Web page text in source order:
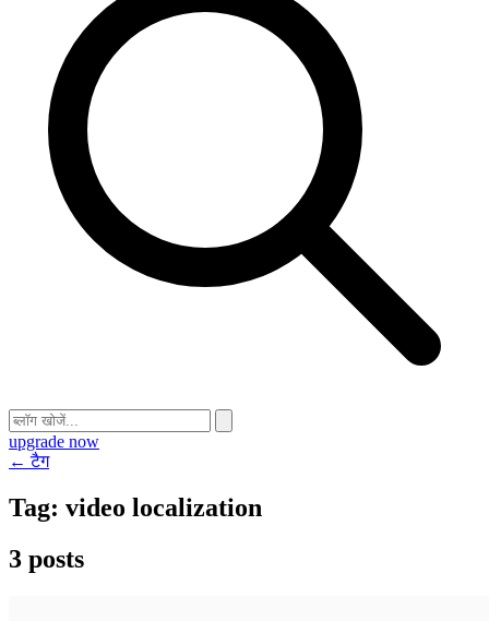
upgrade now
← टैग
Tag: video localization
3 posts